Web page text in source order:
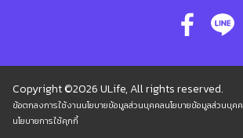
Copyright ©2026 ULife, All rights reserved.
ข้อตกลงการใช้งานนโยบายข้อมูลส่วนบุคคลนโยบายข้อมูลส่วนบุค
นโยบายการใช้คุกกี้